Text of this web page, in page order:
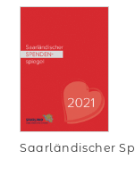
Saarländischer